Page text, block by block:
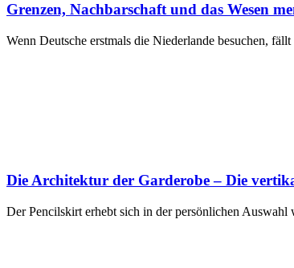
Grenzen, Nachbarschaft und das Wesen
Wenn Deutsche erstmals die Niederlande besuchen,
Die Architektur der Garderobe – Die
Der Pencilskirt erhebt sich in der persönlichen